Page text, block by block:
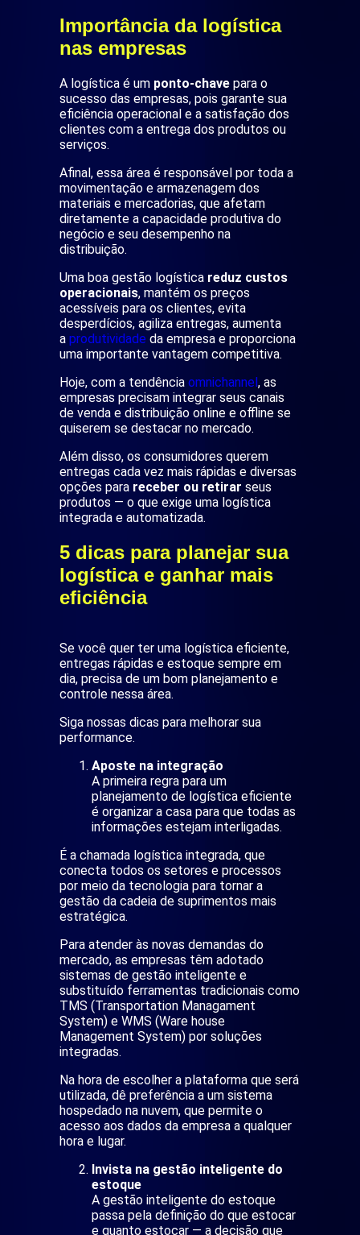
Importância da logística
nas empresas
A logística é um ponto-chave para o
sucesso das empresas, pois garante sua
eficiência operacional e a satisfação dos
clientes com a entrega dos produtos ou
serviços.
Afinal, essa área é responsável por toda a
movimentação e armazenagem dos
materiais e mercadorias, que afetam
diretamente a capacidade produtiva do
negócio e seu desempenho na
distribuição.
Uma boa gestão logística reduz custos
operacionais, mantém os preços
acessíveis para os clientes, evita
desperdícios, agiliza entregas, aumenta
a produtividade da empresa e proporciona
uma importante vantagem competitiva.
Hoje, com a tendência omnichannel , as
empresas precisam integrar seus canais
de venda e distribuição online e offline se
quiserem se destacar no mercado.
Além disso, os consumidores querem
entregas cada vez mais rápidas e diversas
opções para receber ou retirar seus
produtos — o que exige uma logística
integrada e automatizada.
5 dicas para planejar sua
logística e ganhar mais
eficiência
Se você quer ter uma logística eficiente,
entregas rápidas e estoque sempre em
dia, precisa de um bom planejamento e
controle nessa área.
Siga nossas dicas para melhorar sua
performance.
Aposte na integração
A primeira regra para um
planejamento de logística eficiente
é organizar a casa para que todas as
informações estejam interligadas.
É a chamada logística integrada, que
conecta todos os setores e processos
por meio da tecnologia para tornar a
gestão da cadeia de suprimentos mais
estratégica.
Para atender às novas demandas do
mercado, as empresas têm adotado
sistemas de gestão inteligente e
substituído ferramentas tradicionais como
TMS (Transportation Managament
System) e WMS (Ware house
Management System) por soluções
integradas.
Na hora de escolher a plataforma que será
utilizada, dê preferência a um sistema
hospedado na nuvem, que permite o
acesso aos dados da empresa a qualquer
hora e lugar.
Invista na gestão inteligente do
estoque
A gestão inteligente do estoque
passa pela definição do que estocar
e quanto estocar — a decisão que